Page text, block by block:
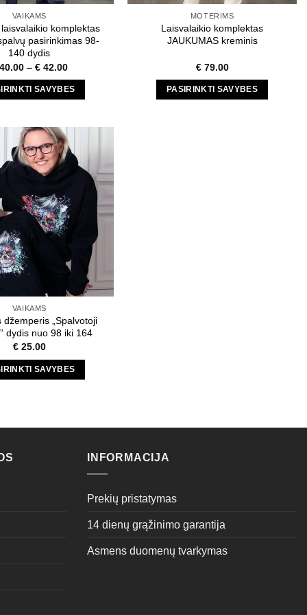
product
page
product
page
VAIKAMS
komplektas
pasirinkimas 98-
140 dydis
– €42.00
SAVYBES
multiple
variants.
options
may
product
page
MOTERIMS
Laisvalaikio komplektas
JAUKUMAS kreminis
€79.00
PASIRINKTI SAVYBES
VAIKAMS
džemperis „Spalvotoji
dydis nuo 98 iki 164
€25.00
SAVYBES
INFORMACIJA
Prekių pristatymas
14 dienų grąžinimo garantija
Asmens duomenų tvarkymas